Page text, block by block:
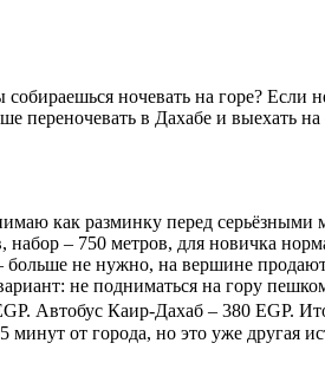
ночевать на горе? Если
переночевать в Дахабе и выехать
как разминку перед серьёзными
– 750 метров, для новичка
больше не нужно, на вершине
не подниматься на гору
Автобус Каир-Дахаб – 380 EGP.
от города, но это уже другая